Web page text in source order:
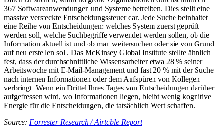
367 Softwareanwendungen und Systeme betreiben. Dies stellt eine
massive versteckte Entscheidungssteuer dar. Jede Suche beinhaltet
eine Reihe von Entscheidungen: welches System zuerst geprüft
werden soll, welche Suchbegriffe verwendet werden sollen, ob die
Information aktuell ist und ob man weitersuchen oder sie von Grund
auf neu erstellen soll. Das McKinsey Global Institute stellte ähnlich
fest, dass der durchschnittliche Wissensarbeiter etwa 28 % seiner
Arbeitswoche mit E-Mail-Management und fast 20 % mit der Suche
nach internen Informationen oder dem Aufspüren von Kollegen
verbringt. Wenn ein Drittel Ihres Tages von Entscheidungen darüber
aufgefressen wird, wo Informationen liegen, bleibt wenig kognitive
Energie für die Entscheidungen, die tatsächlich Wert schaffen.
Source: Forrester Research / Airtable Report